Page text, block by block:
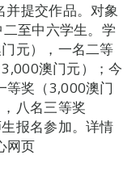
提交作品。对象
至中六学生。学
元），一名二等
澳门元）；今
等奖（3,000澳门
八名三等奖
报名参加。详情
网页